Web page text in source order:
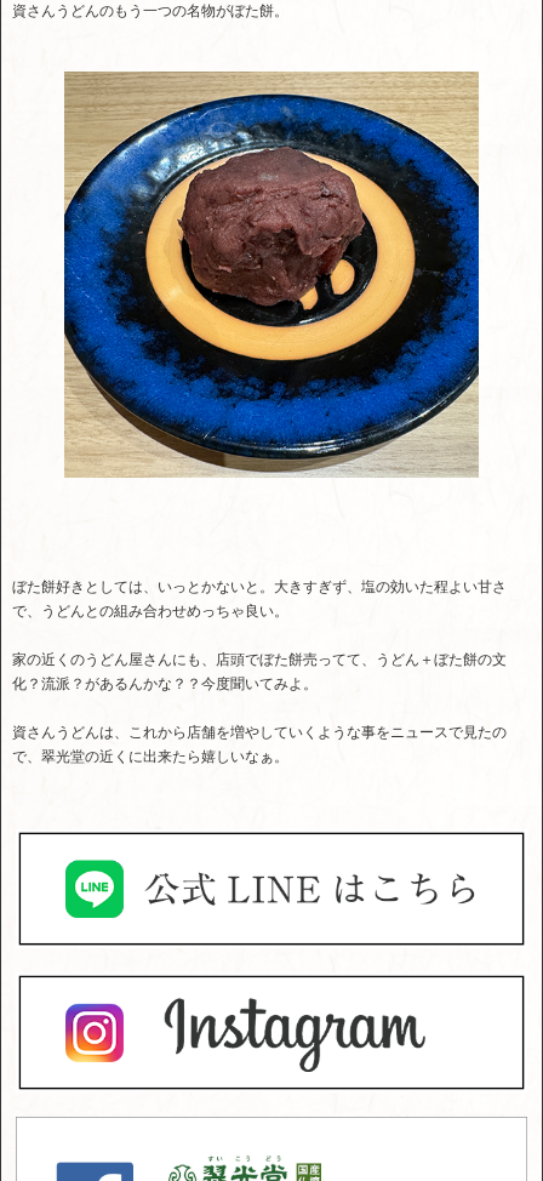
資さんうどんのもう一つの名物がぼた餅。
ぼた餅好きとしては、いっとかないと。大きすぎず、塩の効いた程よい甘さ
で、うどんとの組み合わせめっちゃ良い。
家の近くのうどん屋さんにも、店頭でぼた餅売ってて、うどん＋ぼた餅の文
化？流派？があるんかな？？今度聞いてみよ。
資さんうどんは、これから店舗を増やしていくような事をニュースで見たの
で、翠光堂の近くに出来たら嬉しいなぁ。